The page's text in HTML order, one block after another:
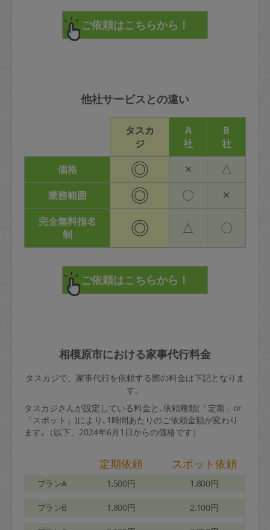
他社サービスとの違い
タスカ
ジ
A
社
B
社
価格
◎ × △
業務範囲 ◎ 〇 ×
完全無料指名
制
◎ △ 〇
相模原市における家事代行料金
タスカジで、家事代行を依頼する際の料金は下記となりま
す。
タスカジさんが設定している料金と､依頼種類(「定期」or
「スポット」)により､1時間あたりのご依頼金額が変わり
ます｡（以下、2024年6月1日からの価格です）
定期依頼 スポット依頼
プランA 1,500円 1,800円
プランB 1,800円 2,100円